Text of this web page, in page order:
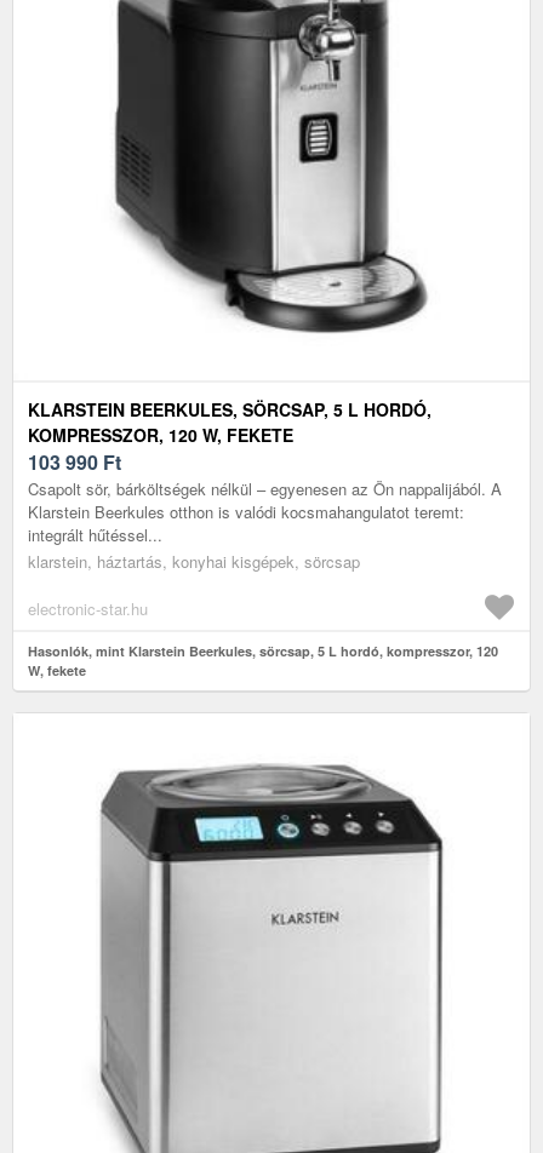
KLARSTEIN BEERKULES, SÖRCSAP, 5 L HORDÓ,
KOMPRESSZOR, 120 W, FEKETE
103 990 Ft
Csapolt sör, bárköltségek nélkül – egyenesen az Ön nappalijából. A
Klarstein Beerkules otthon is valódi kocsmahangulatot teremt:
integrált hűtéssel...
klarstein, háztartás, konyhai kisgépek, sörcsap
electronic-star.hu
Hasonlók, mint Klarstein Beerkules, sörcsap, 5 L hordó, kompresszor, 120
W, fekete